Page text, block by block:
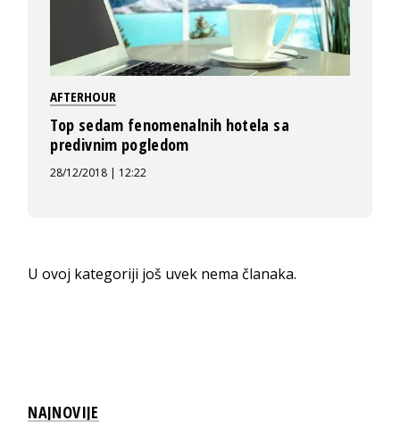
AFTERHOUR
Top sedam fenomenalnih hotela sa
predivnim pogledom
28/12/2018 | 12:22
U ovoj kategoriji još uvek nema članaka.
NAJNOVIJE